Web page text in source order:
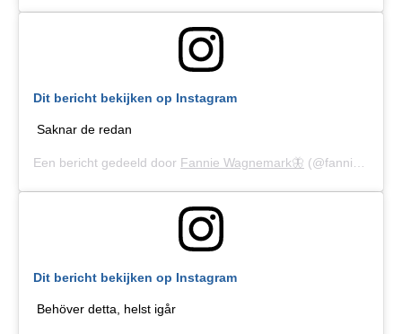
Dit bericht bekijken op Instagram
Saknar de redan
Een bericht gedeeld door Fannie Wagnemark🦋 (@fanniewagnemark) op
Dit bericht bekijken op Instagram
Behöver detta, helst igår